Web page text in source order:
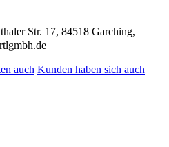
Str. 17, 84518 Garching,
auch Kunden haben sich auch